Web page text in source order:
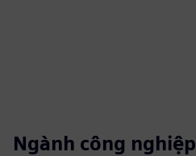
Ngành công nghiệp